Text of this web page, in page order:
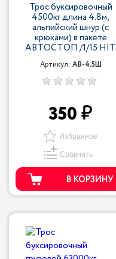
Трос буксировочный
4500кг длина 4.8м,
альпийский шнур (с
крюками) в пакете
АВТОСТОП /1/15 HIT
Артикул: AB-4.5Ш
350
Избранное
Сравнить
В КОРЗИНУ